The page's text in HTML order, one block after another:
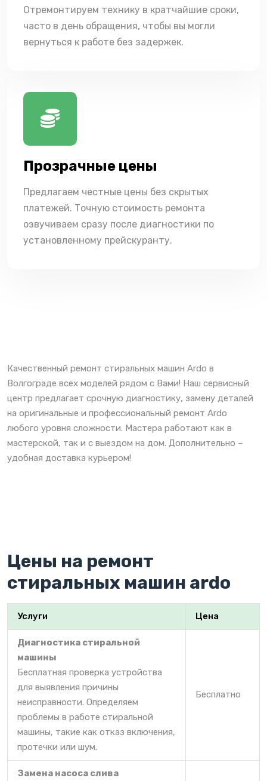
Отремонтируем технику в кратчайшие сроки,
часто в день обращения, чтобы вы могли
вернуться к работе без задержек.
Прозрачные цены
Предлагаем честные цены без скрытых
платежей. Точную стоимость ремонта
озвучиваем сразу после диагностики по
установленному прейскуранту.
Качественный ремонт стиральных машин Ardo в
Волгограде всех моделей рядом с Вами! Наш сервисный
центр предлагает срочную диагностику, замену деталей
на оригинальные и профессиональный ремонт Ardo
любого уровня сложности. Мастера работают как в
мастерской, так и с выездом на дом. Дополнительно –
удобная доставка курьером!
Цены на ремонт
стиральных машин ardo
Услуги Цена
Диагностика стиральной
машины
Бесплатная проверка устройства
для выявления причины
неисправности. Определяем
проблемы в работе стиральной
машины, такие как отказ включения,
протечки или шум.
Бесплатно
Замена насоса слива